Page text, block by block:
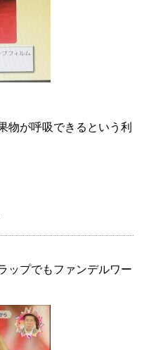
物が呼吸できるという利
ップでもファンデルワー